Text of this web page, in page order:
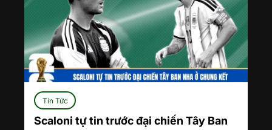
Tin Tức
Scaloni tự tin trước đại chiến Tây Ban